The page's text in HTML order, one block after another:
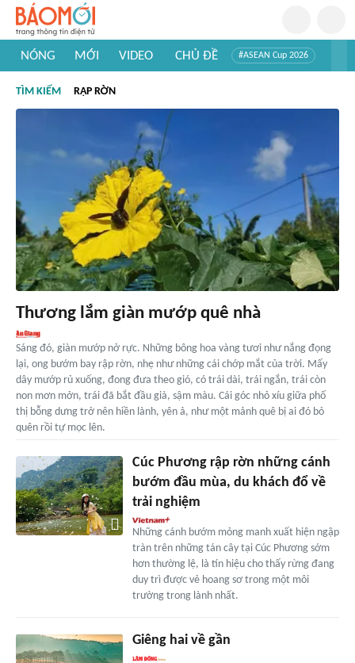
NÓNG MỚI VIDEO CHỦ ĐỀ #ASEAN Cup 2026
#Khám phá thế giới
TÌM KIẾM RẬP RỜN
Thương lắm giàn mướp quê nhà
Sáng đó, giàn mướp nở rực. Những bông hoa vàng tươi như nắng đọng
lại, ong bướm bay rập rờn, nhẹ như những cái chớp mắt của trời. Mấy
dây mướp rủ xuống, đong đưa theo gió, có trái dài, trái ngắn, trái còn
non mơn mởn, trái đã bắt đầu già, sậm màu. Cái góc nhỏ xíu giữa phố
thị bỗng dưng trở nên hiền lành, yên ả, như một mảnh quê bị ai đó bỏ
quên rồi tự mọc lên.
Cúc Phương rập rờn những cánh
bướm đầu mùa, du khách đổ về
trải nghiệm
Những cánh bướm mỏng manh xuất hiện ngập
tràn trên những tán cây tại Cúc Phương sớm
hơn thường lệ, là tín hiệu cho thấy rừng đang
duy trì được vẻ hoang sơ trong một môi
trường trong lành nhất.
Giêng hai về gần